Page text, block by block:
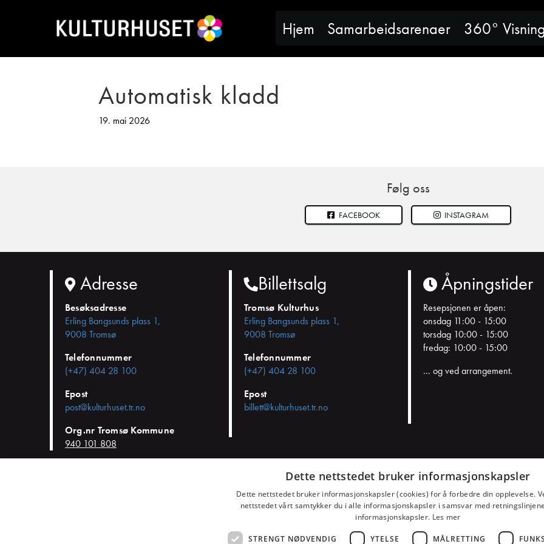
Hjem Samarbeidsarenaer 360° Visning
Automatisk kladd
19. mai 2026
Følg oss
FACEBOOK INSTAGRAM
Adresse
Besøksadresse
Erling Bangsunds plass 1,
9008 Tromsø
Telefonnummer
(+47) 404 28 100
Epost
post@kulturhuset.tr.no
Org.nr Tromsø Kommune
940 101 808
Billettsalg
Tromsø Kulturhus
Erling Bangsunds plass 1,
9008 Tromsø
Telefonnummer
(+47) 404 28 100
Epost
billett@kulturhuset.tr.no
Åpningstider
Resepsjonen er åpen:
onsdag 11:00 - 15:00
torsdag 10:00 - 15:00
fredag: 10:00 - 15:00
... og ved arrangement.
Endre cookie-samtykketDette nettstedet bruker informasjonskapsler
Dette nettstedet bruker informasjonskapsler (cookies) for å forbedre din opplevelse.
nettstedet vårt samtykker du i alle informasjonskapsler i samsvar med
informasjonskapsler. Les mer
STRENGT NØDVENDIG YTELSE MÅLRETTING